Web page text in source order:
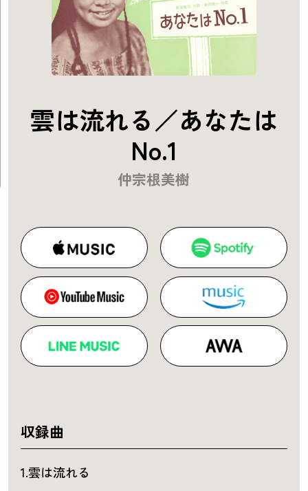
雲は流れる／あなたは
No.1
仲宗根美樹
収録曲
1.雲は流れる